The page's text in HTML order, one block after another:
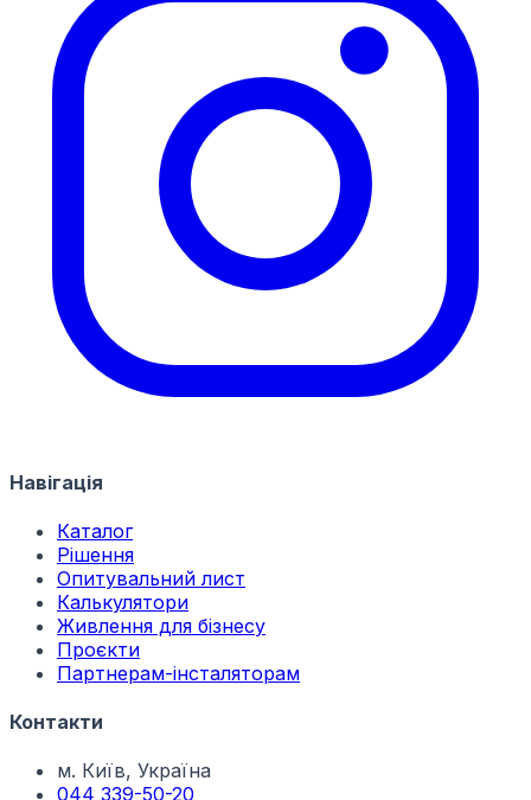
Навігація
Каталог
Рішення
Опитувальний лист
Калькулятори
Живлення для бізнесу
Проєкти
Партнерам-інсталяторам
Контакти
м. Київ, Україна
044 339-50-20